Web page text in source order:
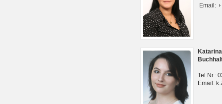
Email:
Tel.Nr.:
Email: